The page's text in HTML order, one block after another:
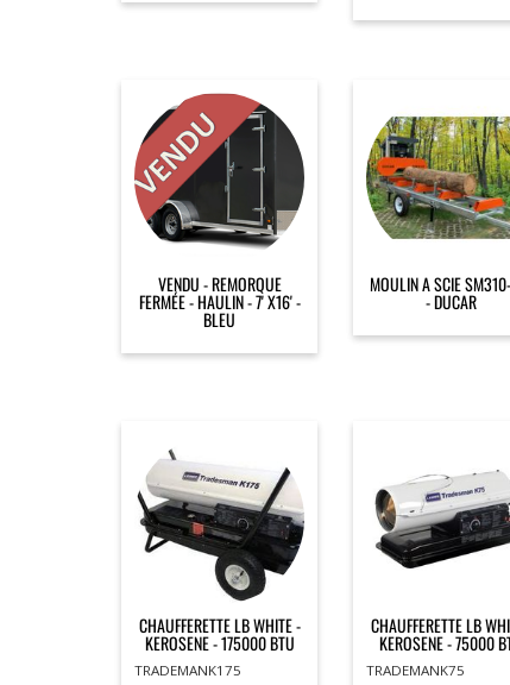
VENDU - REMORQUE
FERMÉE - HAULIN - 7' X16' -
BLEU
MOULIN A SCIE
- DUCAR
CHAUFFERETTE LB WHITE -
KEROSENE - 175000 BTU
TRADEMANK175
CHAUFFERETTE LB
KEROSENE - 75000
TRADEMANK75